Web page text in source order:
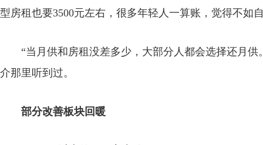
型房租也要3500元左右，很多年轻人一算账，觉得不如
“当月供和房租没差多少，大部分人都会选择还月供
介那里听到过。
部分改善板块回暖